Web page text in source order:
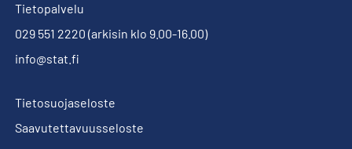
Tietopalvelu
029 551 2220 (arkisin klo 9.00-16.00)
info@stat.fi
Tietosuojaseloste
Saavutettavuusseloste